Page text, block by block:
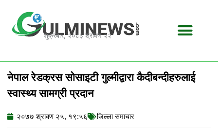
content
शुक्रबार, २०८३ श्रावण २२
नेपाल रेडक्रस सोसाइटी गुल्मीद्वारा कैदीबन्दीहरुलाई
स्वास्थ्य सामग्री प्रदान
२०७७ श्रावण २५, १९:५६ जिल्ला समाचार